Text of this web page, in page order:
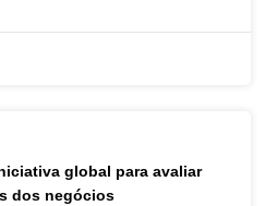
global para avaliar
dos negócios